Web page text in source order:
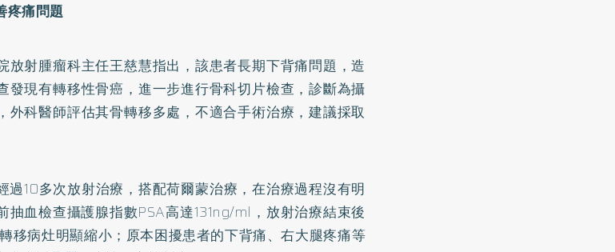
痛問題
放射腫瘤科主任王慈慧指出，該患者長期下背痛問題，造
發現有轉移性骨癌，進一步進行骨科切片檢查，診斷為攝
外科醫師評估其骨轉移多處，不適合手術治療，建議採取
過10多次放射治療，搭配荷爾蒙治療，在治療過程沒有明
抽血檢查攝護腺指數PSA高達131ng/ml，放射治療結束後
移病灶明顯縮小；原本困擾患者的下背痛、右大腿疼痛等